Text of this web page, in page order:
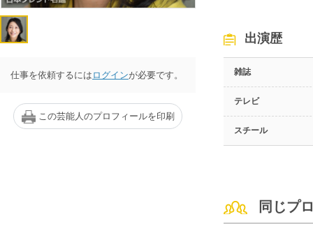
仕事を依頼するには ログインが必要です。
この芸能人のプロフィールを印刷
出演歴
雑誌
テレビ
スチール
同じプ